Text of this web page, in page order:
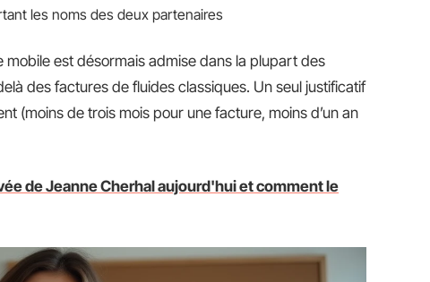
les noms des deux partenaires
est désormais admise dans la plupart des
des factures de fluides classiques. Un seul justificatif
(moins de trois mois pour une facture, moins d’un an
de Jeanne Cherhal aujourd'hui et comment le